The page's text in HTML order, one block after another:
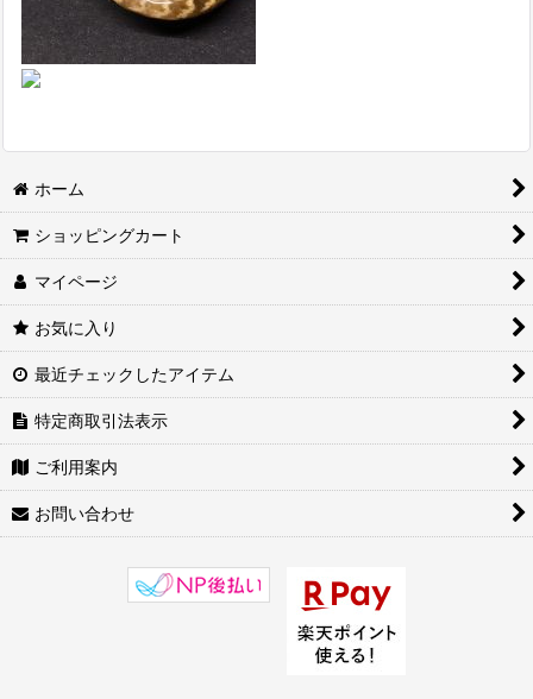
ホーム
ショッピングカート
マイページ
お気に入り
最近チェックしたアイテム
特定商取引法表示
ご利用案内
お問い合わせ